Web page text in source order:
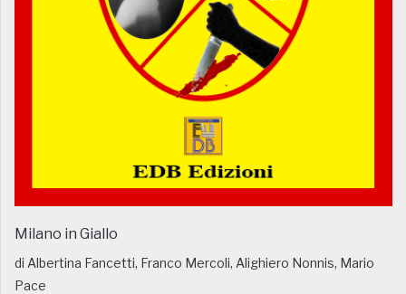
Milano in Giallo
di Albertina Fancetti, Franco Mercoli, Alighiero Nonnis, Mario
Pace